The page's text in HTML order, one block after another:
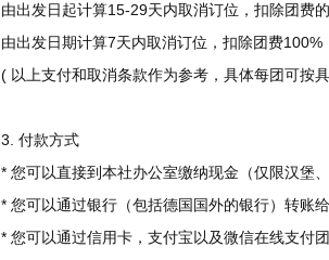
由出发日起计算15-29天内取消订位，扣除团费
由出发日期计算7天内取消订位，扣除团费100%
( 以上支付和取消条款作为参考，具体每团可按
3. 付款方式
* 您可以直接到本社办公室缴纳现金（仅限汉堡
* 您可以通过银行（包括德国国外的银行）转账
* 您可以通过信用卡，支付宝以及微信在线支付